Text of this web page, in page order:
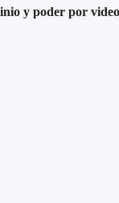
y poder por